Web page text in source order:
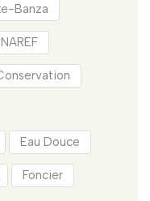
Banza
Eau Douce
Foncier